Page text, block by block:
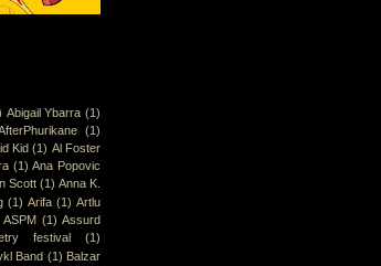
Abigail Ybarra (1)
(1)
Kid (1) Al Foster
(1) Ana Popovic
Scott (1) Anna K.
(1) Arifa (1) Artlu
ASPM (1) Assurd
festival
(1)
Band (1) Balzar